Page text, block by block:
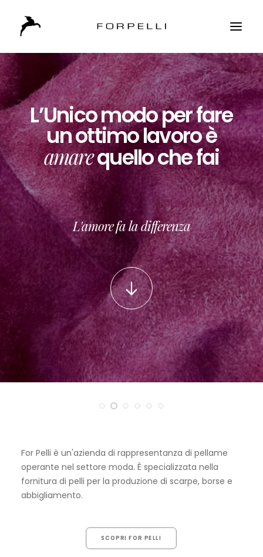
L’Unico modo per fare
un ottimo lavoro è
amarequello che fai
L'amore fa la differenza
For Pelli è un'azienda di rappresentanza di pellame
operante nel settore moda. È specializzata nella
fornitura di pelli per la produzione di scarpe, borse e
abbigliamento.
SCOPRI FOR PELLI